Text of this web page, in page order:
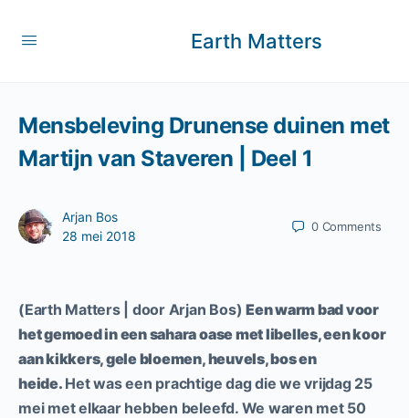
Earth Matters
Mensbeleving Drunense duinen met
Martijn van Staveren | Deel 1
Arjan Bos
28 mei 2018
0 Comments
(Earth Matters | door Arjan Bos)Een warm bad voor
het gemoed in een sahara oase met libelles, een koor
aan kikkers, gele bloemen, heuvels, bos en
heide. Het was een prachtige dag die we vrijdag 25
mei met elkaar hebben beleefd. We waren met 50